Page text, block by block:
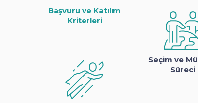
Başvuru ve Katılım
Kriterleri
Seçim ve
Süreci